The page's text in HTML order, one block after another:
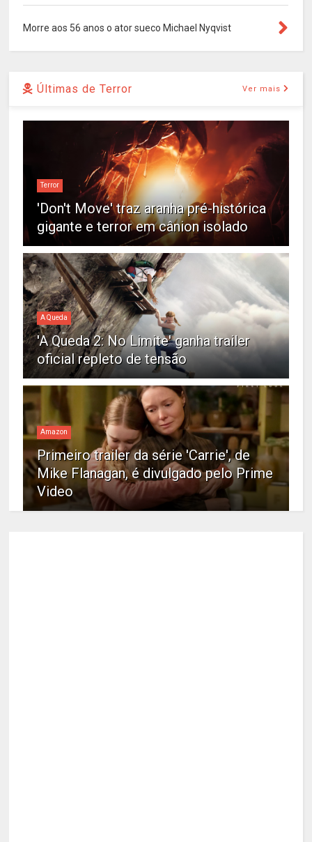
Morre aos 56 anos o ator sueco Michael Nyqvist
Últimas de Terror Ver mais
Terror
'Don't Move' traz aranha pré-histórica
gigante e terror em cânion isolado
A Queda
'A Queda 2: No Limite' ganha trailer
oficial repleto de tensão
Amazon
Primeiro trailer da série 'Carrie', de
Mike Flanagan, é divulgado pelo Prime
Video